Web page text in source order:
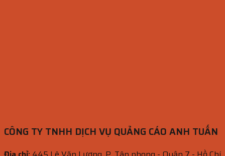
CÔNG TY TNHH DỊCH VỤ QUẢNG CÁO ANH TUẤN